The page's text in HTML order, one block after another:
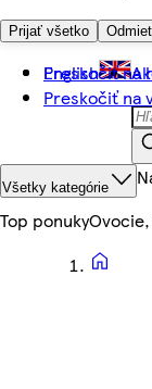
Prijať všetko
Preskočiť na
Preskočiť na
English
Všetky kategórie
Top ponuky